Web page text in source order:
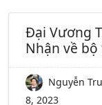
Đại Vương
Nhận về
Nguyễn
8, 2023